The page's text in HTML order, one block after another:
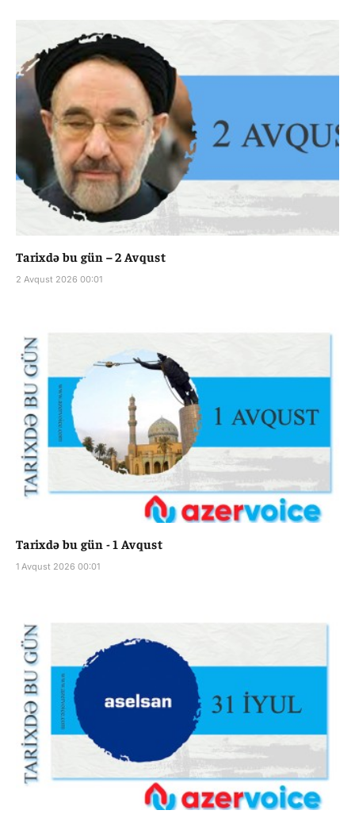
Tarixdə bu gün – 2 Avqust
2 Avqust 2026 00:01
Tarixdə bu gün - 1 Avqust
1 Avqust 2026 00:01